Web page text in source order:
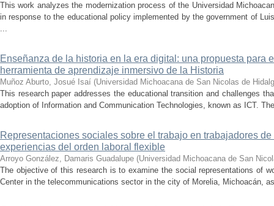
This work analyzes the modernization process of the Universidad
in response to the educational policy implemented by the government of
...
Enseñanza de la historia en la era digital: una propuesta para
herramienta de aprendizaje inmersivo de la Historia
Muñoz Aburto, Josué Isaí (Universidad Michoacana de San Nicolas de
This research paper addresses the educational transition and challenges
adoption of Information and Communication Technologies, known as ICT.
Representaciones sociales sobre el trabajo en trabajadores
experiencias del orden laboral flexible
Arroyo González, Damaris Guadalupe (Universidad Michoacana de San
The objective of this research is to examine the social representations of
Center in the telecommunications sector in the city of Morelia, Michoacán,